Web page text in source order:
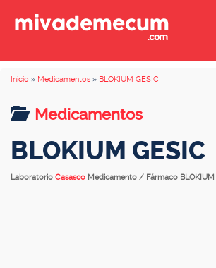
Inicio » Medicamentos » BLOKIUM GESIC
Medicamentos
BLOKIUM GESIC
Laboratorio Casasco Medicamento / Fármaco BLOKIUM